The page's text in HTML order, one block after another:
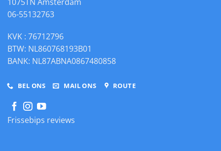
06-55132763
KVK : 76712796
BTW: NL860768193B01
BANK: NL87ABNA0867480858
BEL ONS MAIL ONS ROUTE
Frissebips reviews